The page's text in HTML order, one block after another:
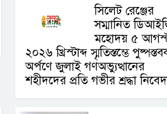
সিলেট রেঞ্জের
সম্মানিত
মহোদয় ৫
২০২৬ খ্রিস্টাব্দ স্মৃতিস্তম্ভে
অর্পণে জুলাই গণঅভ্যুত্থানের
শহীদদের প্রতি গভীর শ্রদ্ধা